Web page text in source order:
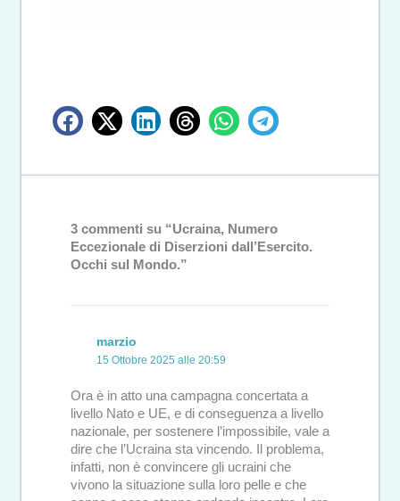
3 commenti su “Ucraina, Numero
Eccezionale di Diserzioni dall’Esercito.
Occhi sul Mondo.”
marzio
15 Ottobre 2025 alle 20:59
Ora è in atto una campagna concertata a
livello Nato e UE, e di conseguenza a livello
nazionale, per sostenere l’impossibile, vale a
dire che l’Ucraina sta vincendo. Il problema,
infatti, non è convincere gli ucraini che
vivono la situazione sulla loro pelle e che